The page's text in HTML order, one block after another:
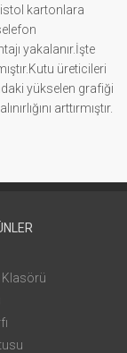
kartonlara
yakalanır.İşte
üreticileri
yükselen grafiği
arttırmıştır.